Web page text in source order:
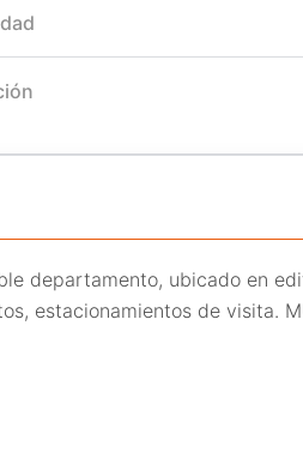
departamento, ubicado en
estacionamientos de visita.